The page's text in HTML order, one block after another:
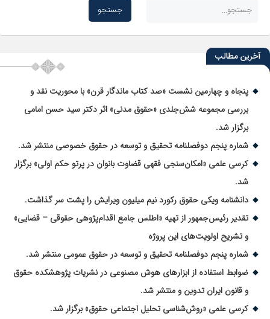
آخرین مطالب
پنجاه و چهارمین نشست «صد کتاب ماندگار قرن» با محوریت نقد و
بررسی مجموعه شش‌جلدی «حقوق مدنی» اثر دکتر سید حسن امامی
برگزار شد.
شماره پنجم دوفصلنامه تحقیق و توسعه در حقوق خصوصی منتشر شد.
کرسی علمی «امکان‌سنجی فقهی قضاوت بانوان در پرتو حکم اولی» برگزار
شد.
دانشنامه ویکی حقوق رکورد نیم میلیون ویرایش را پشت سر گذاشت.
تقدیر رئیس‌جمهور از تهیه «اطلس جامع اقدام‌پژوهی حقوقی – قضایی»
و تشریح اولویت‌های این پروژه
شماره پنجم دوفصلنامه تحقیق و توسعه در حقوق عمومی منتشر شد.
ضوابط استفاده از ابزارهای هوش مصنوعی در نشریات پژوهشکده حقوق
و قانون ایران تدوین و منتشر شد.
کرسی علمی «روش‌شناسی تحلیل اجتماعی حقوق» برگزار شد.